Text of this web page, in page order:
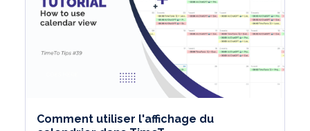
Comment utiliser l'affichage du